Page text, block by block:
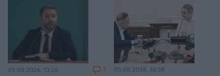
05.08.2026, 13:28 3 05.08.2026, 10:58